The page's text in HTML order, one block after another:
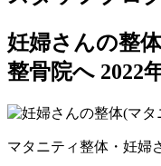
妊婦さんの整
整骨院へ 2022
マタニティ整体・妊婦